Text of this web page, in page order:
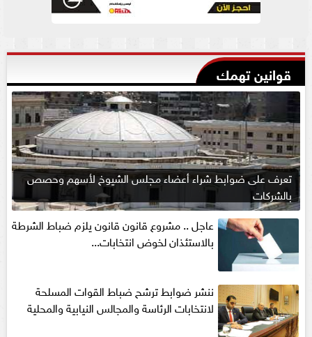
قوانين تهمك
تعرف على ضوابط شراء أعضاء مجلس الشيوخ لأسهم وحصص
بالشركات
عاجل .. مشروع قانون قانون يلزم ضباط الشرطة
بالاستئذان لخوض انتخابات...
ننشر ضوابط ترشح ضباط القوات المسلحة
لانتخابات الرئاسة والمجالس النيابية والمحلية‎